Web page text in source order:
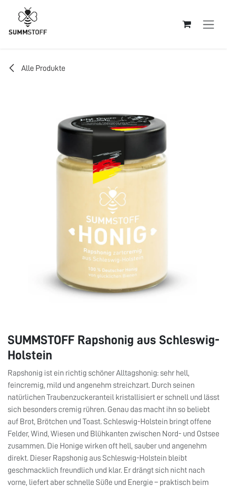
Zum Inhalt springen
Alle Produkte
SUMMSTOFF Rapshonig aus Schleswig-
Holstein
Rapshonig ist ein richtig schöner Alltagshonig: sehr hell,
feincremig, mild und angenehm streichzart. Durch seinen
natürlichen Traubenzuckeranteil kristallisiert er schnell und lässt
sich besonders cremig rühren. Genau das macht ihn so beliebt
auf Brot, Brötchen und Toast. Schleswig-Holstein bringt offene
Felder, Wind, Wiesen und Blühkanten zwischen Nord- und Ostsee
zusammen. Die Honige wirken oft hell, sauber und angenehm
direkt. Dieser Rapshonig aus Schleswig-Holstein bleibt
geschmacklich freundlich und klar. Er drängt sich nicht nach
vorne, liefert aber schnelle Süße und Energie – praktisch beim